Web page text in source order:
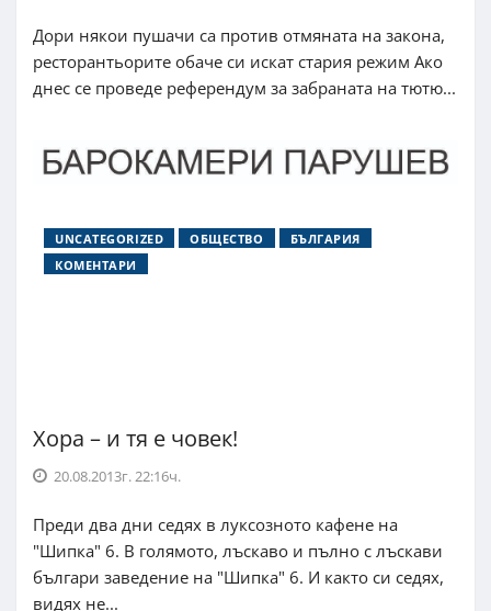
Дори някои пушачи са против отмяната на закона,
ресторантьорите обаче си искат стария режим Ако
днес се проведе референдум за забраната на тютю...
UNCATEGORIZED ОБЩЕСТВО
БЪЛГАРИЯ
КОМЕНТАРИ
Хора – и тя е човек!
20.08.2013г. 22:16ч.
Преди два дни седях в луксозното кафене на
"Шипка" 6. В голямото, лъскаво и пълно с лъскави
българи заведение на "Шипка" 6. И както си седях,
видях не...